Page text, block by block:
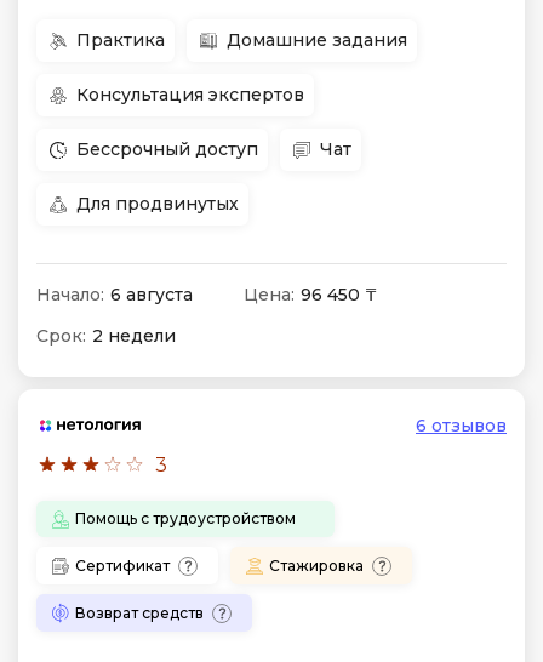
Практика Домашние задания
Консультация экспертов
Бессрочный доступ Чат
Для продвинутых
Начало: 6 августа Цена: 96 450 ₸
Срок: 2 недели
3
6 отзывов
Помощь с трудоустройством
Сертификат Стажировка
Возврат средств